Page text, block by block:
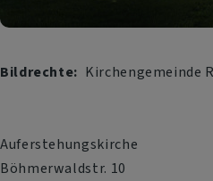
Bildrechte Kirchengemeinde
Auferstehungskirche
Böhmerwaldstr. 10